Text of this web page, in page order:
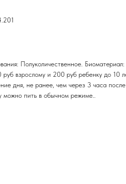
Полуколичественное.
руб взрослому и 200 руб ребенку до 10
дня, не ранее, чем через 3 часа
можно пить в обычном режиме..